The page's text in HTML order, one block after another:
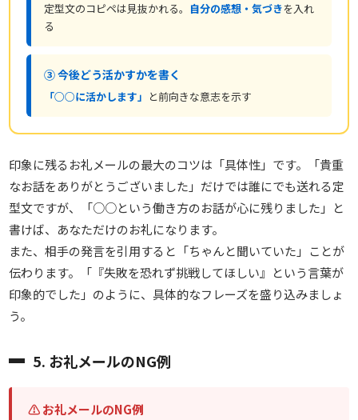
定型文のコピペは見抜かれる。 自分の感想・気づきを入れ
る
③ 今後どう活かすかを書く
「○○に活かします」 と前向きな意志を示す
印象に残るお礼メールの最大のコツは「具体性」です。「貴重
なお話をありがとうございました」だけでは誰にでも送れる定
型文ですが、「○○という働き方のお話が心に残りました」と
書けば、あなただけのお礼になります。
また、相手の発言を引用すると「ちゃんと聞いていた」ことが
伝わります。「『失敗を恐れず挑戦してほしい』という言葉が
印象的でした」のように、具体的なフレーズを盛り込みましょ
う。
5. お礼メールのNG例
⚠ お礼メールのNG例